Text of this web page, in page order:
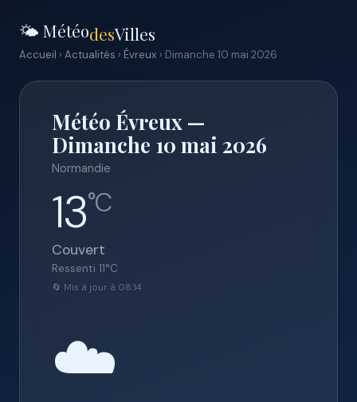
🌤️ MétéodesVilles
Accueil › Actualités › Évreux › Dimanche 10 mai 2026
Météo Évreux —
Dimanche 10 mai 2026
Normandie
13°C
Couvert
Ressenti 11°C
🔄 Mis à jour à 08:14
☁️